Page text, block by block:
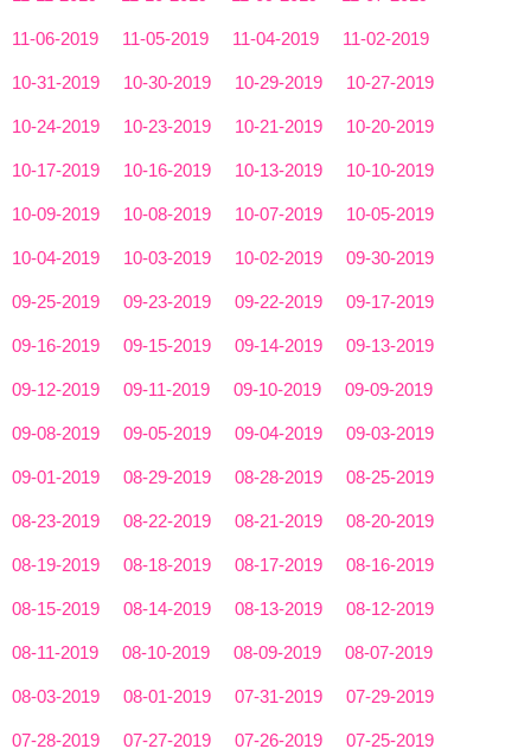
11-06-2019 11-05-2019 11-04-2019 11-02-2019
10-31-2019 10-30-2019 10-29-2019 10-27-2019
10-24-2019 10-23-2019 10-21-2019 10-20-2019
10-17-2019 10-16-2019 10-13-2019 10-10-2019
10-09-2019 10-08-2019 10-07-2019 10-05-2019
10-04-2019 10-03-2019 10-02-2019 09-30-2019
09-25-2019 09-23-2019 09-22-2019 09-17-2019
09-16-2019 09-15-2019 09-14-2019 09-13-2019
09-12-2019 09-11-2019 09-10-2019 09-09-2019
09-08-2019 09-05-2019 09-04-2019 09-03-2019
09-01-2019 08-29-2019 08-28-2019 08-25-2019
08-23-2019 08-22-2019 08-21-2019 08-20-2019
08-19-2019 08-18-2019 08-17-2019 08-16-2019
08-15-2019 08-14-2019 08-13-2019 08-12-2019
08-11-2019 08-10-2019 08-09-2019 08-07-2019
08-03-2019 08-01-2019 07-31-2019 07-29-2019
07-28-2019 07-27-2019 07-26-2019 07-25-2019